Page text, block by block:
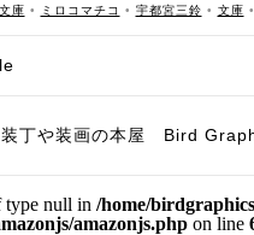
庫 • ミロコマチコ • 宇都宮三鈴 • 文庫 •
丁や装画の本屋 Bird
type null in /home/
amazonjs.php on line